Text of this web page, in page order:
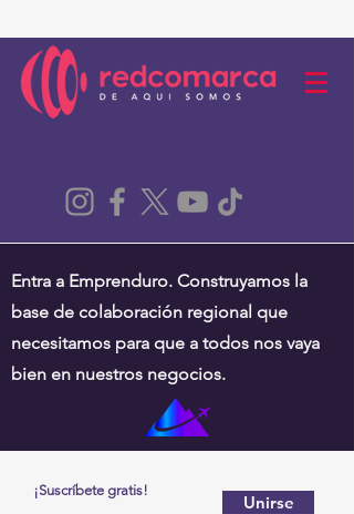
Entra a Emprenduro. Construyamos la
base de colaboración regional que
necesitamos para que a todos nos vaya
bien en nuestros negocios.
¡Suscríbete gratis!
Unirse